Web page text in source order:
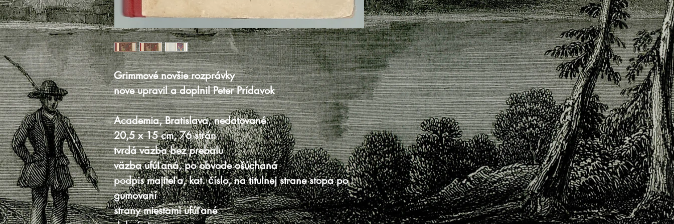
Grimmové novšie rozprávky
nove upravil a doplnil Peter Prídavok
Academia, Bratislava, nedatované
20,5 x 15 cm, 76 strán
tvrdá väzba bez prebalu
väzba ufúľaná, po obvode ošúchaná
podpis majiteľa, kat. číslo, na titulnej strane stopa po
gumovaní
strany miestami ufúľané